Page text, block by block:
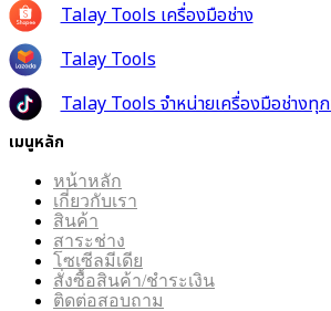
Talay Tools เครื่องมือช่าง
Talay Tools
Talay Tools จำหน่ายเครื่องมือช่างทุ
เมนูหลัก
หน้าหลัก
เกี่ยวกับเรา
สินค้า
สาระช่าง
โซเซีลมีเดีย
สั่งซื้อสินค้า/ชำระเงิน
ติดต่อสอบถาม